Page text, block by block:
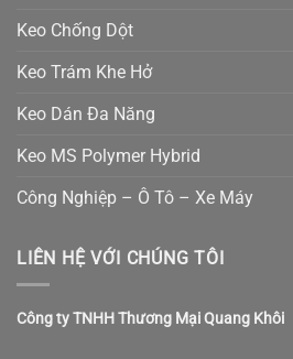
Keo Chống Dột
Keo Trám Khe Hở
Keo Dán Đa Năng
Keo MS Polymer Hybrid
Công Nghiệp – Ô Tô – Xe Máy
LIÊN HỆ VỚI CHÚNG TÔI
Công ty TNHH Thương Mại Quang Khôi